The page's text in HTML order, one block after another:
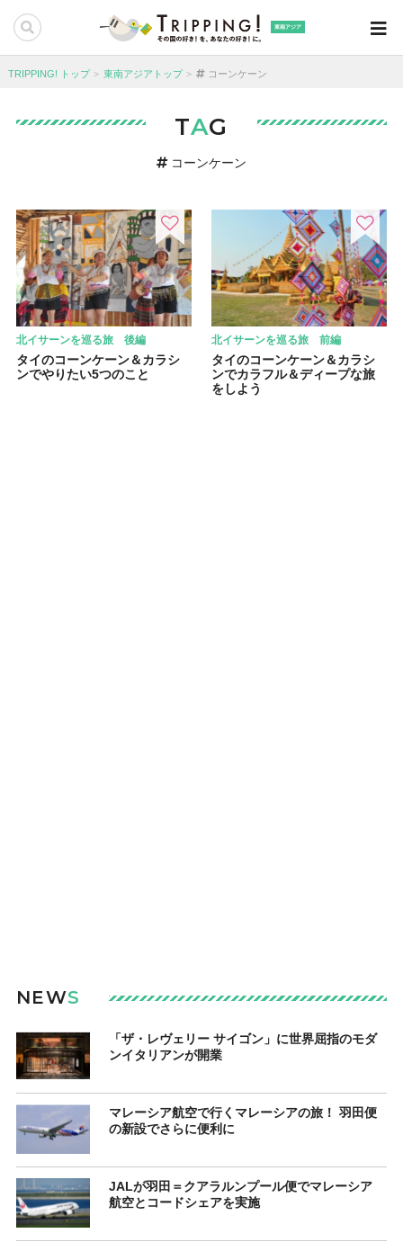
東南アジア
TRIPPING! トップ 東南アジアトップ コーンケーン
TAG
コーンケーン
北イサーンを巡る旅 後編
タイのコーンケーン＆カラシ
ンでやりたい5つのこと
北イサーンを巡る旅 前編
タイのコーンケーン＆カラシ
ンでカラフル＆ディープな旅
をしよう
NEWS
「ザ・レヴェリー サイゴン」に世界屈指のモダ
ンイタリアンが開業
マレーシア航空で行くマレーシアの旅！ 羽田便
の新設でさらに便利に
JALが羽田＝クアラルンプール便でマレーシア
航空とコードシェアを実施